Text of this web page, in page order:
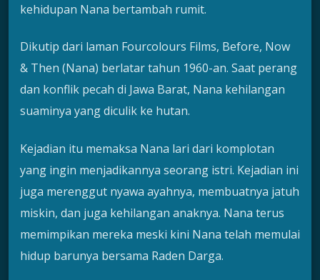
kehidupan Nana bertambah rumit.
Dikutip dari laman Fourcolours Films, Before, Now
& Then (Nana) berlatar tahun 1960-an. Saat perang
dan konflik pecah di Jawa Barat, Nana kehilangan
suaminya yang diculik ke hutan.
Kejadian itu memaksa Nana lari dari komplotan
yang ingin menjadikannya seorang istri. Kejadian ini
juga merenggut nyawa ayahnya, membuatnya jatuh
miskin, dan juga kehilangan anaknya. Nana terus
memimpikan mereka meski kini Nana telah memulai
hidup barunya bersama Raden Darga.